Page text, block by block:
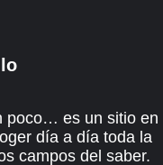
poco… es un sitio en
día a día toda la
campos del saber.